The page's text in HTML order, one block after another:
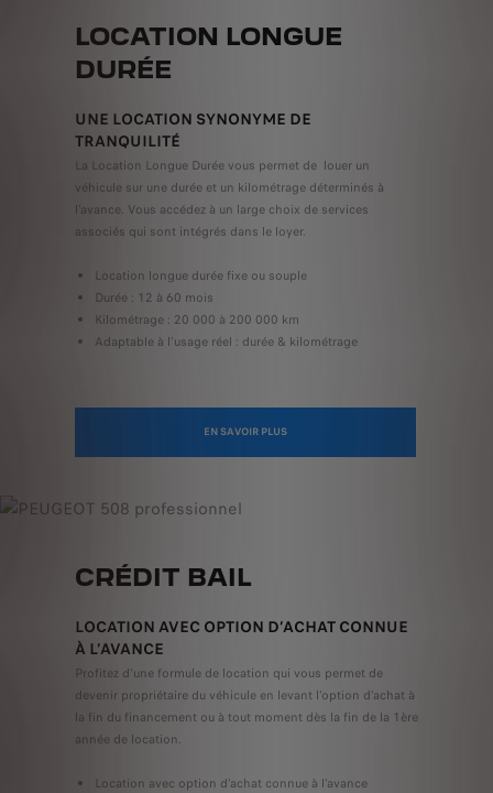
LOCATION LONGUE
DURÉE
UNE LOCATION SYNONYME DE
TRANQUILITÉ
La Location Longue Durée vous permet de louer un
véhicule sur une durée et un kilométrage déterminés à
l'avance. Vous accédez à un large choix de services
associés qui sont intégrés dans le loyer.
Location longue durée fixe ou souple
Durée : 12 à 60 mois
Kilométrage : 20 000 à 200 000 km
Adaptable à l'usage réel : durée & kilométrage
EN SAVOIR PLUS
CRÉDIT BAIL
LOCATION AVEC OPTION D’ACHAT CONNUE
À L’AVANCE
Profitez d'une formule de location qui vous permet de
devenir propriétaire du véhicule en levant l'option d'achat à
la fin du financement ou à tout moment dès la fin de la 1ère
année de location.
Location avec option d'achat connue à l'avance